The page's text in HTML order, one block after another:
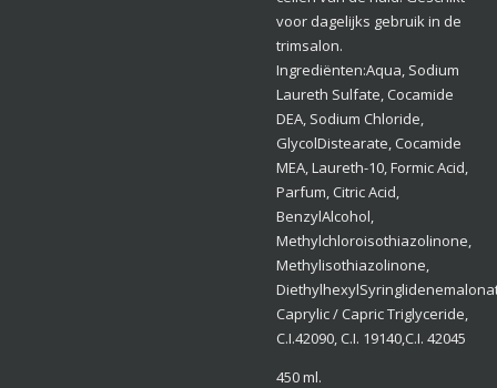
voor dagelijks gebruik in de
trimsalon.
Ingrediënten:Aqua, Sodium
Laureth Sulfate, Cocamide
DEA, Sodium Chloride,
GlycolDistearate, Cocamide
MEA, Laureth-10, Formic Acid,
Parfum, Citric Acid,
BenzylAlcohol,
Methylchloroisothiazolinone,
Methylisothiazolinone,
Caprylic / Capric Triglyceride,
C.I.42090, C.I. 19140,C.I. 42045
450 ml.